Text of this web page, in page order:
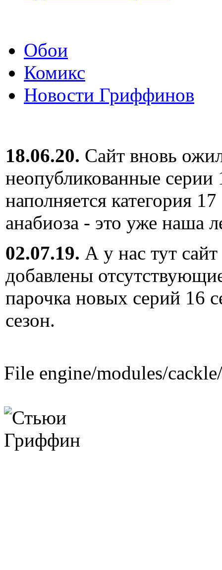
Обои
Комикс
Новости Гриффинов
18.06.20. Сайт вновь
неопубликованные серии
наполняется категория
анабиоза - это уже наша
02.07.19. А у нас тут
добавлены
парочка новых серий 16
сезон.
File engine/modules/